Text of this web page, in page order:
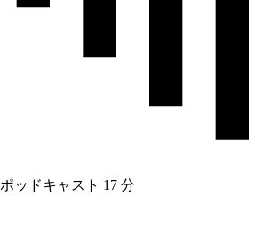
ポッドキャスト 17 分